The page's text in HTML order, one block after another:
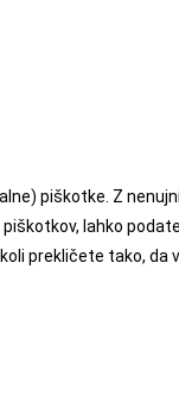
piškotke. Z
lahko
prekličete tako, da